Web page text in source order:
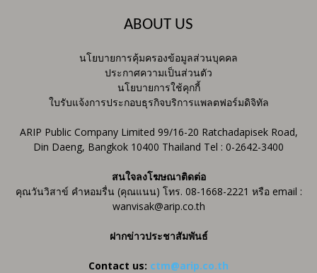
ABOUT US
นโยบายการคุ้มครองข้อมูลส่วนบุคคล
ประกาศความเป็นส่วนตัว
นโยบายการใช้คุกกี้
ใบรับแจ้งการประกอบธุรกิจบริการแพลตฟอร์มดิจิทัล
ARIP Public Company Limited 99/16-20 Ratchadapisek Road,
Din Daeng, Bangkok 10400 Thailand Tel : 0-2642-3400
สนใจลงโฆษณาติดต่อ
คุณวันวิสาข์ คำหอมรื่น (คุณแนน) โทร. 08-1668-2221 หรือ email :
wanvisak@arip.co.th
ฝากข่าวประชาสัมพันธ์
Contact us: ctm@arip.co.th